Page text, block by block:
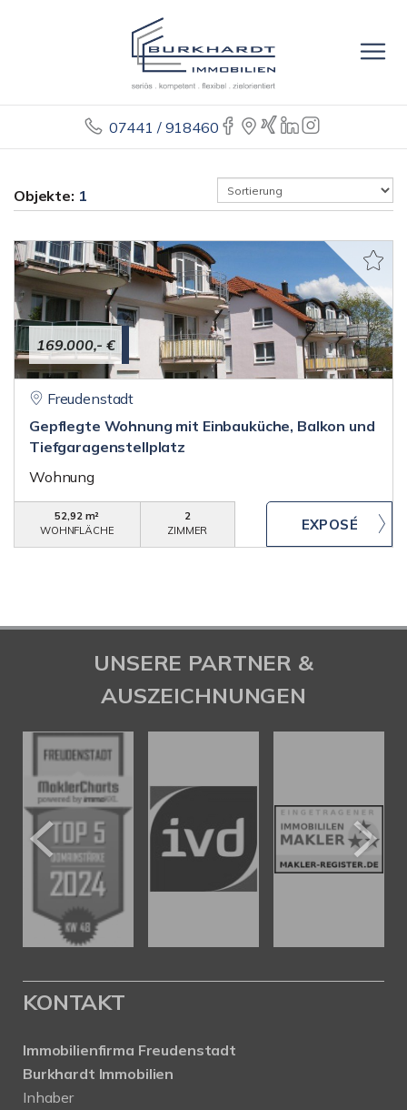
07441 / 918460
Objekte: 1
169.000,- €
Freudenstadt
Gepflegte Wohnung mit Einbauküche, Balkon und
Tiefgaragenstellplatz
Wohnung
52,92 m²
WOHNFLÄCHE
2
ZIMMER
UNSERE PARTNER &
AUSZEICHNUNGEN
KONTAKT
Immobilienfirma Freudenstadt
Burkhardt Immobilien
Inhaber